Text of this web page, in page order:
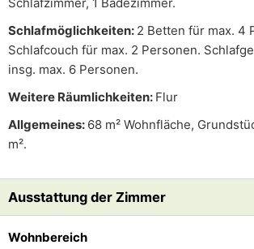
Schlafmöglichkeiten: 2 Betten für max. 4
Schlafcouch für max. 2 Personen.
insg. max. 6 Personen.
Weitere Räumlichkeiten: Flur
Allgemeines: 68 m² Wohnfläche,
m².
Ausstattung der Zimmer
Wohnbereich